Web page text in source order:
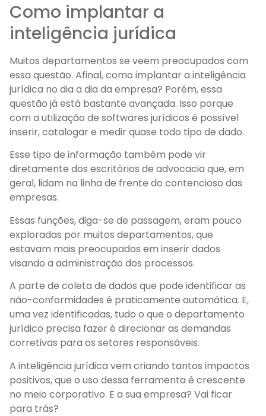
Como implantar a
inteligência jurídica
Muitos departamentos se veem preocupados com
essa questão. Afinal, como implantar a inteligência
jurídica no dia a dia da empresa? Porém, essa
questão já está bastante avançada. Isso porque
com a utilização de softwares jurídicos é possível
inserir, catalogar e medir quase todo tipo de dado.
Esse tipo de informação também pode vir
diretamente dos escritórios de advocacia que, em
geral, lidam na linha de frente do contencioso das
empresas.
Essas funções, diga-se de passagem, eram pouco
exploradas por muitos departamentos, que
estavam mais preocupados em inserir dados
visando a administração dos processos.
A parte de coleta de dados que pode identificar as
não-conformidades é praticamente automática. E,
uma vez identificadas, tudo o que o departamento
jurídico precisa fazer é direcionar as demandas
corretivas para os setores responsáveis.
A inteligência jurídica vem criando tantos impactos
positivos, que o uso dessa ferramenta é crescente
no meio corporativo. E a sua empresa? Vai ficar
para trás?